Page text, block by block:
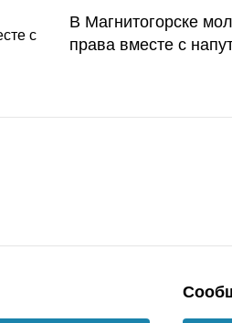
В Магнитогорске
права вместе с